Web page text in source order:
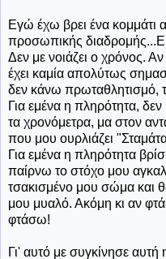
Εγώ έχω βρει ένα κομμάτι
προσωπικής
Δεν με νοιάζει ο χρόνος.
έχει καμία απολύτως
δεν κάνω πρωταθλητισμό,
Για εμένα η πληρότητα,
τα χρονόμετρα, μα στον
που μου ουρλιάζει
Για εμένα η πληρότητα
παίρνω το στόχο μου
τσακισμένο μου σώμα και
μου μυαλό. Ακόμη κι αν
φτάσω!
Γι' αυτό με συγκίνησε αυτή